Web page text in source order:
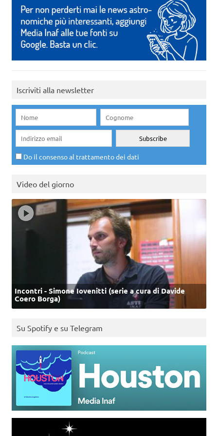
Iscriviti alla newsletter
Do il consenso al trattamento dei dati
Video del giorno
Incontri - Simone Iovenitti (serie a cura di Davide
Coero Borga)
Su Spotify e su Telegram